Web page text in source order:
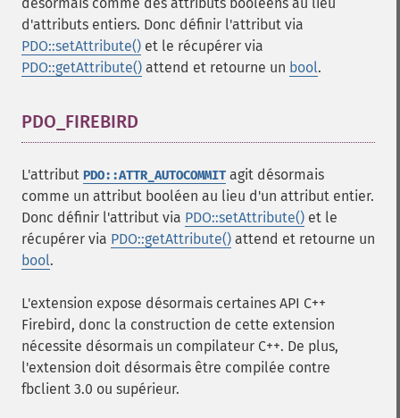
d'attributs entiers. Donc définir l'attribut via
PDO::setAttribute() et le récupérer via
PDO::getAttribute() attend et retourne un bool.
PDO_FIREBIRD
L'attribut PDO::ATTR_AUTOCOMMIT agit désormais
comme un attribut booléen au lieu d'un attribut entier.
Donc définir l'attribut via PDO::setAttribute() et le
récupérer via PDO::getAttribute() attend et retourne un
bool.
L'extension expose désormais certaines API C++
Firebird, donc la construction de cette extension
nécessite désormais un compilateur C++. De plus,
l'extension doit désormais être compilée contre
fbclient 3.0 ou supérieur.